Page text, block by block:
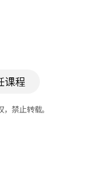
课程
禁止转载。